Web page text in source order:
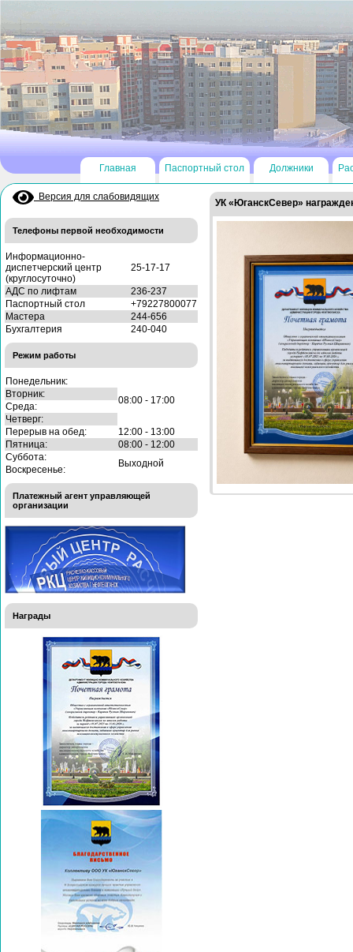
Главная Паспортный стол Должники
Версия для слабовидящих
Телефоны первой необходимости
Информационно-
диспетчерский центр
(круглосуточно)
25-17-17
АДС по лифтам
236-237
Паспортный стол
+79227800077
Мастера
244-656
Бухгалтерия
240-040
Режим работы
Понедельник:
08:00 - 17:00
Вторник:
Среда:
Четверг:
Перерыв на обед:
12:00 - 13:00
Пятница:
08:00 - 12:00
Суббота:
Выходной
Воскресенье:
Платежный агент управляющей
организации
Награды
УК «ЮганскСевер»